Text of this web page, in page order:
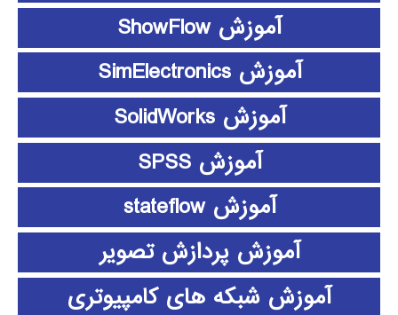
آموزش ShowFlow
آموزش SimElectronics
آموزش SolidWorks
آموزش SPSS
آموزش stateflow
آموزش پردازش تصویر
آموزش شبکه های کامپیوتری